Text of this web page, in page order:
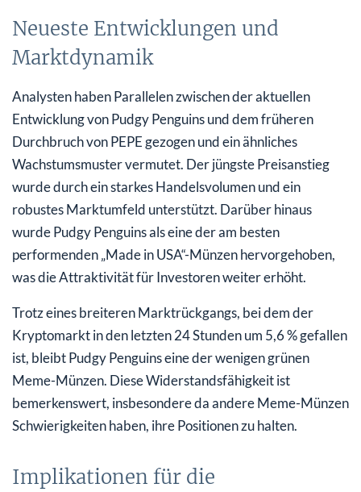
Neueste Entwicklungen und
Marktdynamik
Analysten haben Parallelen zwischen der aktuellen
Entwicklung von Pudgy Penguins und dem früheren
Durchbruch von PEPE gezogen und ein ähnliches
Wachstumsmuster vermutet. Der jüngste Preisanstieg
wurde durch ein starkes Handelsvolumen und ein
robustes Marktumfeld unterstützt. Darüber hinaus
wurde Pudgy Penguins als eine der am besten
performenden „Made in USA“-Münzen hervorgehoben,
was die Attraktivität für Investoren weiter erhöht.
Trotz eines breiteren Marktrückgangs, bei dem der
Kryptomarkt in den letzten 24 Stunden um 5,6 % gefallen
ist, bleibt Pudgy Penguins eine der wenigen grünen
Meme-Münzen. Diese Widerstandsfähigkeit ist
bemerkenswert, insbesondere da andere Meme-Münzen
Schwierigkeiten haben, ihre Positionen zu halten.
Implikationen für die